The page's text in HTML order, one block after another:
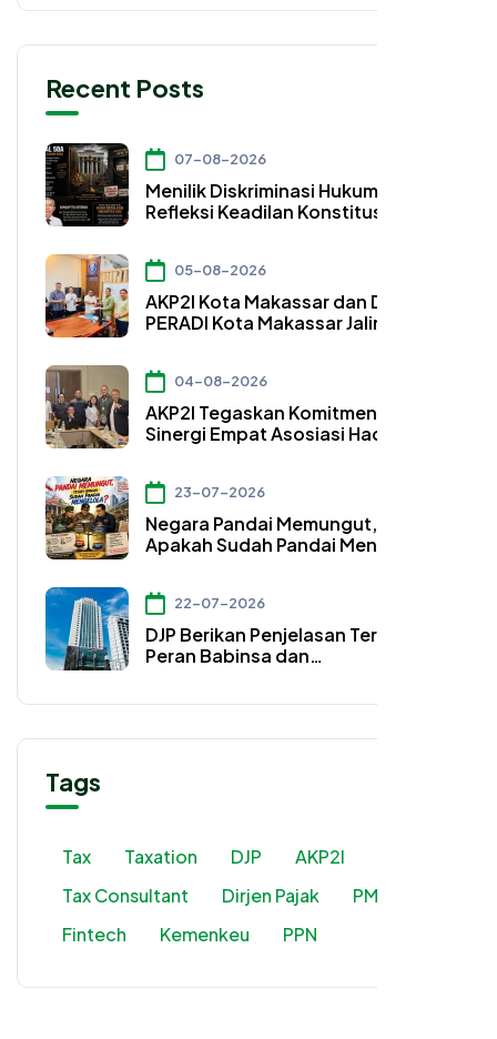
Recent Posts
07-08-2026
Menilik Diskriminasi Hukum dan
Refleksi Keadilan Konstitusional
Tahun 2026
05-08-2026
AKP2I Kota Makassar dan DPC
PERADI Kota Makassar Jalin Kerja
Profesi Hukum Bidang Perpajakan
04-08-2026
AKP2I Tegaskan Komitmen Perkuat
Sinergi Empat Asosiasi Hadapi
Pajak
23-07-2026
Negara Pandai Memungut, Tetapi
Apakah Sudah Pandai Mengelola?
22-07-2026
DJP Berikan Penjelasan Terkait
Peran Babinsa dan
Tags
Tax Taxation DJP
AKP2I
Tax Consultant
Dirjen Pajak
PMSE
Fintech
Kemenkeu PPN